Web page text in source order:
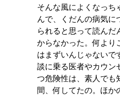
そんな風によくなっち
んで、くだんの病気に
られると思って読んだ
からなかった。何より
はまずいんじゃないで
談に乗る医者やカウン
つ危険性は、素人でも
間、何してたの。ほか